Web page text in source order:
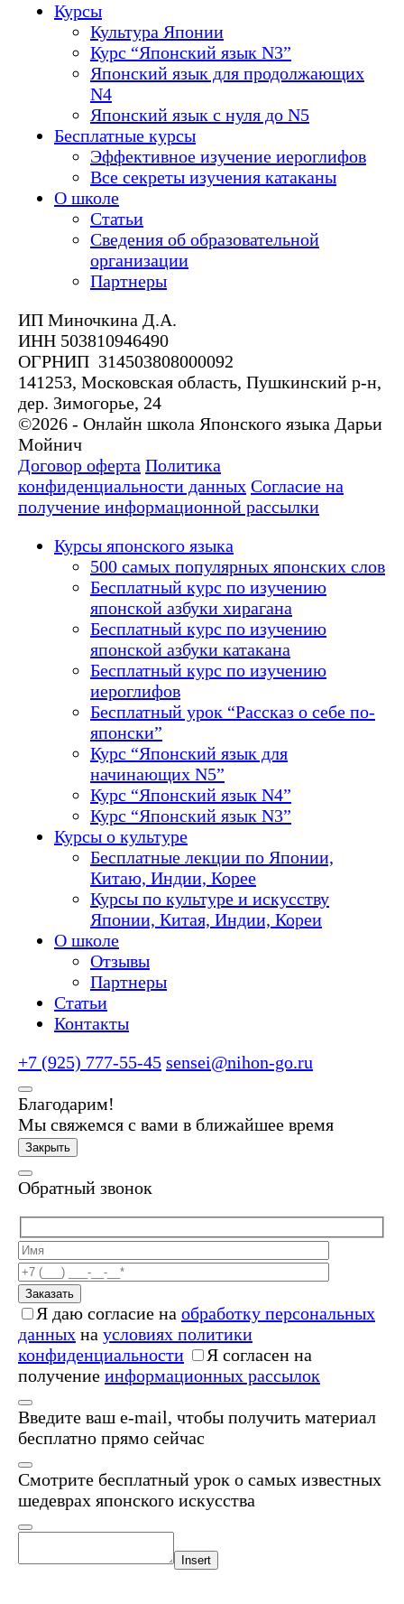
Курсы
Культура Японии
Курс “Японский язык N3”
Японский язык для продолжающих
N4
Японский язык с нуля до N5
Бесплатные курсы
Эффективное изучение иероглифов
Все секреты изучения катаканы
О школе
Статьи
Сведения об образовательной
организации
Партнеры
ИП Миночкина Д.А.
ИНН 503810946490
ОГРНИП 314503808000092
141253, Московская область, Пушкинский р-н,
дер. Зимогорье, 24
©2026 - Онлайн школа Японского языка Дарьи
Мойнич
Договор оферта Политика
конфиденциальности данных Согласие на
получение информационной рассылки
Курсы японского языка
500 самых популярных японских слов
Бесплатный курс по изучению
японской азбуки хирагана
Бесплатный курс по изучению
японской азбуки катакана
Бесплатный курс по изучению
иероглифов
Бесплатный урок “Рассказ о себе по-
японски”
Курс “Японский язык для
начинающих N5”
Курс “Японский язык N4”
Курс “Японский язык N3”
Курсы о культуре
Бесплатные лекции по Японии,
Китаю, Индии, Корее
Курсы по культуре и искусству
Японии, Китая, Индии, Кореи
О школе
Отзывы
Партнеры
Статьи
Контакты
+7 (925) 777-55-45 sensei@nihon-go.ru
Благодарим!
Мы свяжемся с вами в ближайшее время
Закрыть
Обратный звонок
Заказать
Я даю согласие на обработку персональных
данных на условиях политики
конфиденциальности
Я согласен на
получение информационных рассылок
Введите ваш e-mail, чтобы получить материал
бесплатно прямо сейчас
Смотрите бесплатный урок о самых известных
шедеврах японского искусства
Insert